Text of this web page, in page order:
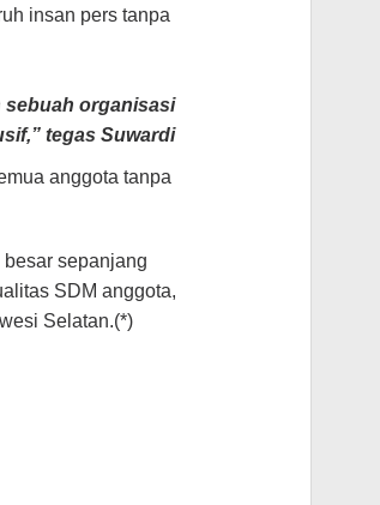
insan pers tanpa
sebuah organisasi
tegas Suwardi
anggota tanpa
sepanjang
SDM anggota,
Selatan.(*)